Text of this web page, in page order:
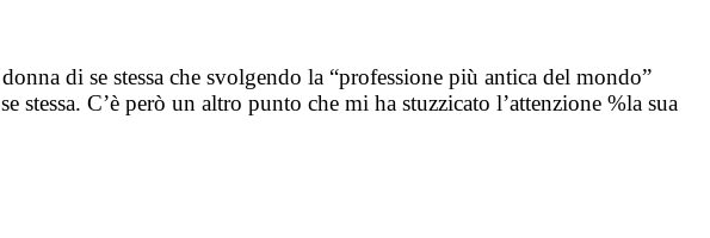
di se stessa che svolgendo la “professione più antica del mondo”
stessa. C’è però un altro punto che mi ha stuzzicato l’attenzione %la sua